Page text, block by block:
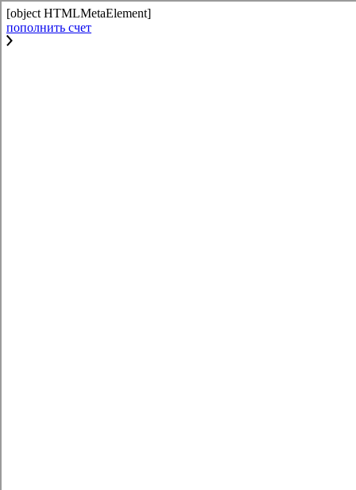
[object HTMLMetaElement]
пополнить счет